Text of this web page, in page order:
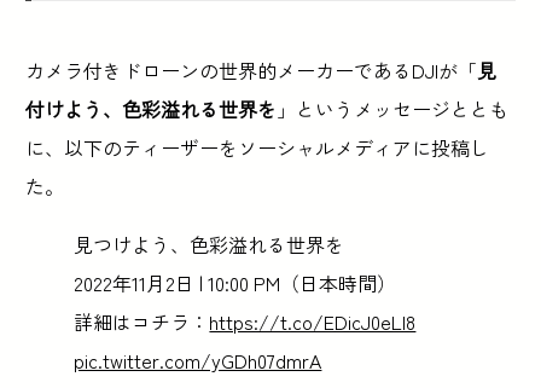
カメラ付きドローンの世界的メーカーであるDJIが「見
付けよう、色彩溢れる世界を 」というメッセージととも
に、以下のティーザーをソーシャルメディアに投稿し
た。
見つけよう、色彩溢れる世界を
2022年11月2日 | 10:00 PM（日本時間）
詳細はコチラ： https://t.co/EDicJ0eLI8
pic.twitter.com/yGDh07dmrA